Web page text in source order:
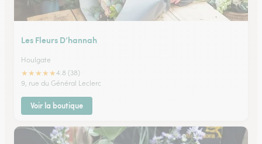
Les Fleurs D’hannah
Houlgate
★★★★★4.8 (38)
9, rue du Général Leclerc
Voir la boutique